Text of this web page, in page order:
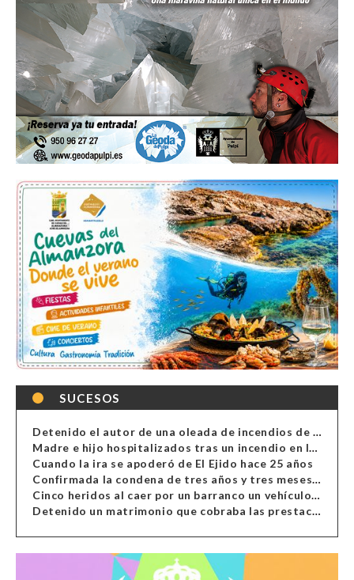
SUCESOS
Detenido el autor de una oleada de incendios de contenedores en Almería
Madre e hijo hospitalizados tras un incendio en la cocina de una vivienda en Almería
Cuando la ira se apoderó de El Ejido hace 25 años
Confirmada la condena de tres años y tres meses al hombre de Antas acusado de xenofobia
Cinco heridos al caer por un barranco un vehículo en Alcolea
Detenido un matrimonio que cobraba las prestaciones de ilegales en Almería, Granada, Málaga, Huelva y Murcia